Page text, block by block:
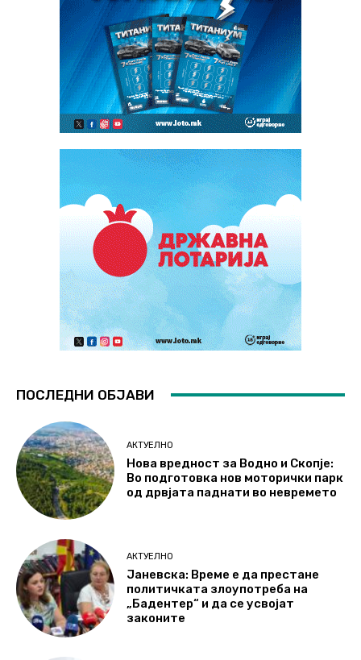
ПОСЛЕДНИ ОБЈАВИ
АКТУЕЛНО
Нова вредност за Водно и Скопје:
Во подготовка нов моторички парк
од дрвјата паднати во невремето
АКТУЕЛНО
Јаневска: Време е да престане
политичката злоупотреба на
„Бадентер“ и да се усвојат
законите